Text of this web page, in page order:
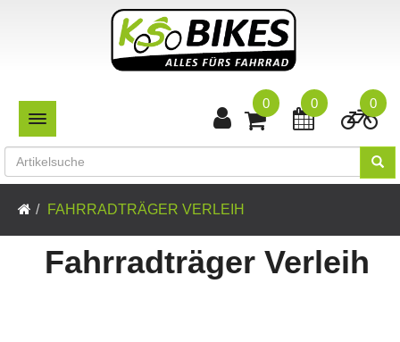
TOGGLE NAVIGATION
0
0
0
FAHRRADTRÄGER VERLEIH
Fahrradträger Verleih